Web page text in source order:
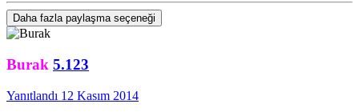
Daha fazla paylaşma seçeneği
Burak 5.123
Yanıtlandı 12 Kasım 2014